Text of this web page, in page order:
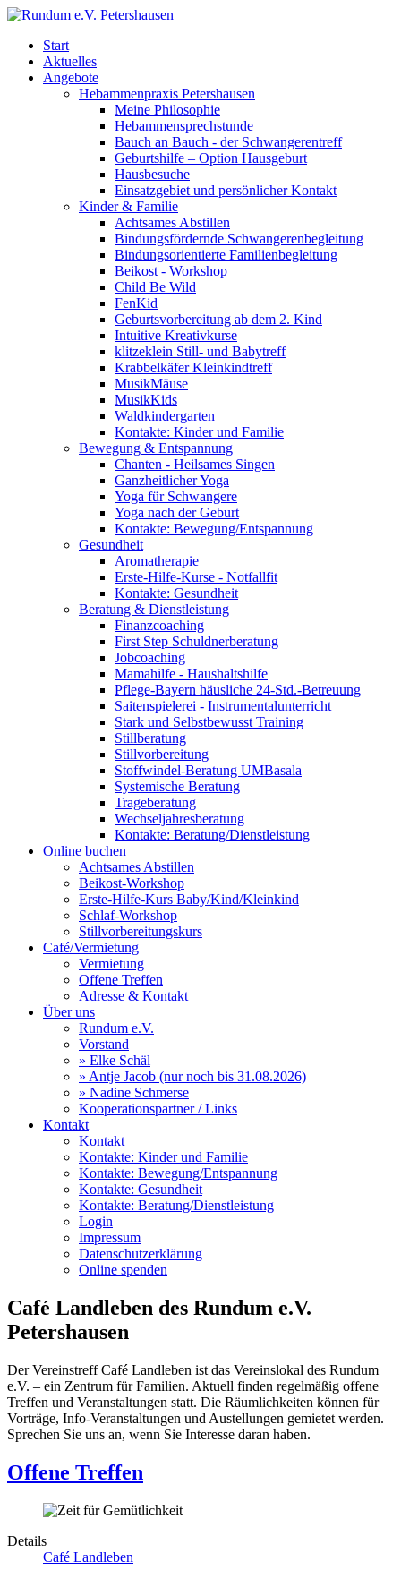
Start
Aktuelles
Angebote
Hebammenpraxis Petershausen
Meine Philosophie
Hebammensprechstunde
Bauch an Bauch - der Schwangerentreff
Geburtshilfe – Option Hausgeburt
Hausbesuche
Einsatzgebiet und persönlicher Kontakt
Kinder & Familie
Achtsames Abstillen
Bindungsfördernde Schwangerenbegleitung
Bindungsorientierte Familienbegleitung
Beikost - Workshop
Child Be Wild
FenKid
Geburtsvorbereitung ab dem 2. Kind
Intuitive Kreativkurse
klitzeklein Still- und Babytreff
Krabbelkäfer Kleinkindtreff
MusikMäuse
MusikKids
Waldkindergarten
Kontakte: Kinder und Familie
Bewegung & Entspannung
Chanten - Heilsames Singen
Ganzheitlicher Yoga
Yoga für Schwangere
Yoga nach der Geburt
Kontakte: Bewegung/Entspannung
Gesundheit
Aromatherapie
Erste-Hilfe-Kurse - Notfallfit
Kontakte: Gesundheit
Beratung & Dienstleistung
Finanzcoaching
First Step Schuldnerberatung
Jobcoaching
Mamahilfe - Haushaltshilfe
Pflege-Bayern häusliche 24-Std.-Betreuung
Saitenspielerei - Instrumentalunterricht
Stark und Selbstbewusst Training
Stillberatung
Stillvorbereitung
Stoffwindel-Beratung UMBasala
Systemische Beratung
Trageberatung
Wechseljahresberatung
Kontakte: Beratung/Dienstleistung
Online buchen
Achtsames Abstillen
Beikost-Workshop
Erste-Hilfe-Kurs Baby/Kind/Kleinkind
Schlaf-Workshop
Stillvorbereitungskurs
Café/Vermietung
Vermietung
Offene Treffen
Adresse & Kontakt
Über uns
Rundum e.V.
Vorstand
» Elke Schäl
» Antje Jacob (nur noch bis 31.08.2026)
» Nadine Schmerse
Kooperationspartner / Links
Kontakt
Kontakt
Kontakte: Kinder und Familie
Kontakte: Bewegung/Entspannung
Kontakte: Gesundheit
Kontakte: Beratung/Dienstleistung
Login
Impressum
Datenschutzerklärung
Online spenden
Café Landleben des Rundum e.V.
Petershausen
Der Vereinstreff Café Landleben ist das Vereinslokal des Rundum
e.V. – ein Zentrum für Familien. Aktuell finden regelmäßig offene
Treffen und Veranstaltungen statt. Die Räumlichkeiten können für
Vorträge, Info-Veranstaltungen und Austellungen gemietet werden.
Sprechen Sie uns an, wenn Sie Interesse daran haben.
Offene Treffen
Details
Café Landleben